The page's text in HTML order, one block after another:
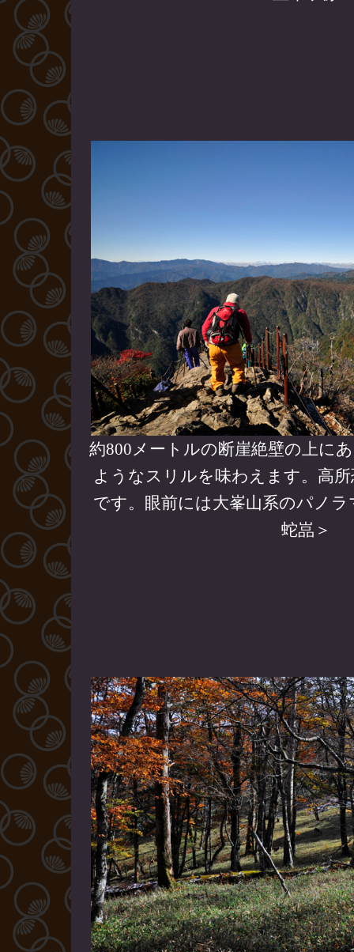
約800メートルの断崖絶壁の上に
ようなスリルを味わえます。高
です。眼前には大峯山系のパノ
蛇嵓＞